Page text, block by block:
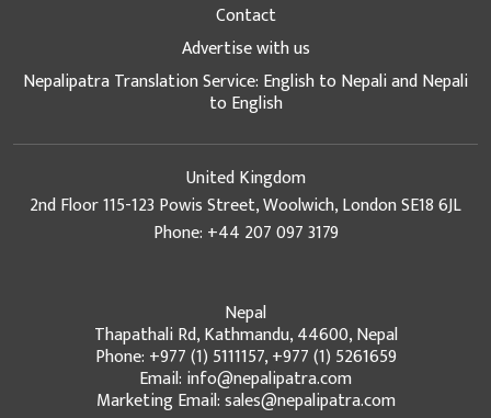
Contact
Advertise with us
Nepalipatra Translation Service: English to Nepali and Nepali
to English
United Kingdom
2nd Floor 115-123 Powis Street, Woolwich, London SE18 6JL
Phone: +44 207 097 3179
Nepal
Thapathali Rd, Kathmandu, 44600, Nepal
Phone: +977 (1) 5111157, +977 (1) 5261659
Email: info@nepalipatra.com
Marketing Email: sales@nepalipatra.com